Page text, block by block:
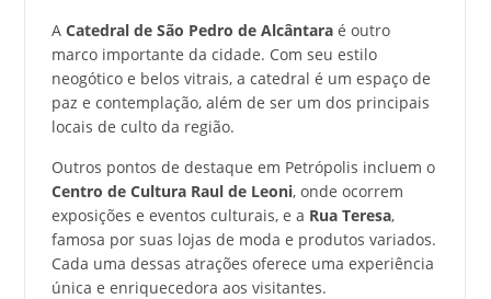
A Catedral de São Pedro de Alcântaraé outro
marco importante da cidade. Com seu estilo
neogótico e belos vitrais, a catedral é um espaço de
paz e contemplação, além de ser um dos principais
locais de culto da região.
Outros pontos de destaque em Petrópolis incluem o
Centro de Cultura Raul de Leoni, onde ocorrem
exposições e eventos culturais, e a Rua Teresa,
famosa por suas lojas de moda e produtos variados.
Cada uma dessas atrações oferece uma experiência
única e enriquecedora aos visitantes.